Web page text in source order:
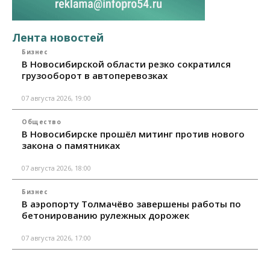
Лента новостей
Бизнес
В Новосибирской области резко сократился
грузооборот в автоперевозках
07 августа 2026, 19:00
Общество
В Новосибирске прошёл митинг против нового
закона о памятниках
07 августа 2026, 18:00
Бизнес
В аэропорту Толмачёво завершены работы по
бетонированию рулежных дорожек
07 августа 2026, 17:00